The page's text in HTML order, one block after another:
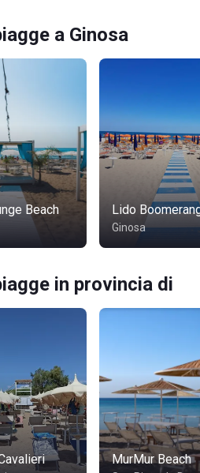
a Ginosa
Beach Lido
Ginosa
in provincia di
MurMur Beach